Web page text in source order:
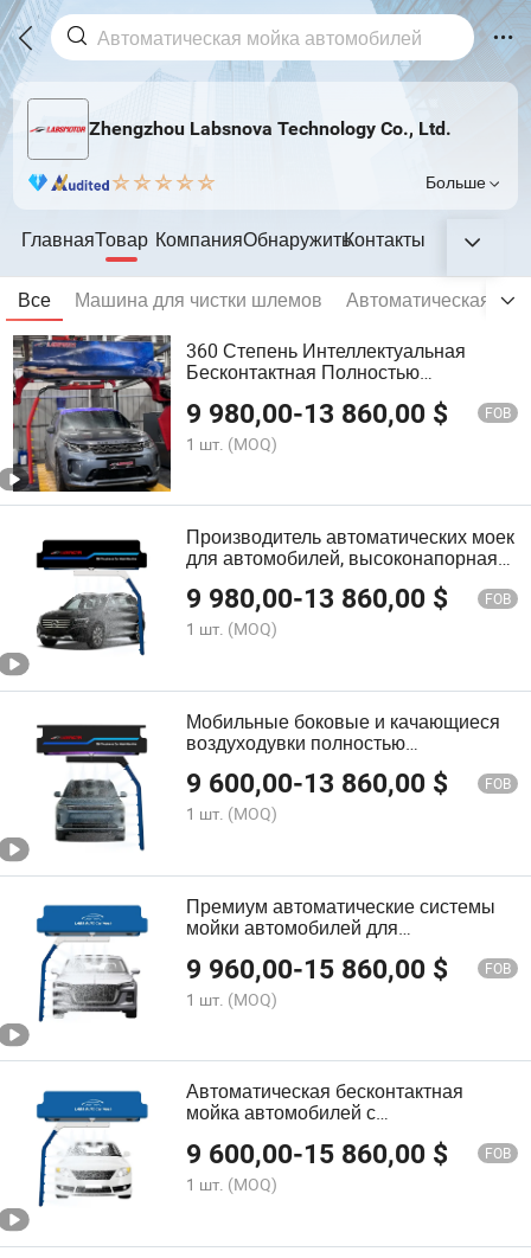
Zhengzhou Labsnova Technology Co., Ltd.
Больше
ГлавнаяТовар КомпанияОбнаружитьКонтакты
Все Машина для чистки шлемов
Автоматическая
360 Степень Интеллектуальная
Бесконтактная Полностью
Автоматическое Оборудование Для
Мойки Авто с 6 Сушилкой
9 980,00-13 860,00 $ FOB
1 шт. (MOQ)
Производитель автоматических моек
для автомобилей, высоконапорная
9 980,00-13 860,00 $ FOB
1 шт. (MOQ)
Мобильные боковые и качающиеся
воздуходувки полностью
автоматическая бесконтактная
мойка автомобилей безщеточное
оборудование для автозаправочной
станции
9 600,00-13 860,00 $ FOB
1 шт. (MOQ)
Премиум автоматические системы
мойки автомобилей для
автомобилей
9 960,00-15 860,00 $ FOB
1 шт. (MOQ)
Автоматическая бесконтактная
мойка автомобилей с
усовершенствованной безводной
системой
9 600,00-15 860,00 $ FOB
1 шт. (MOQ)